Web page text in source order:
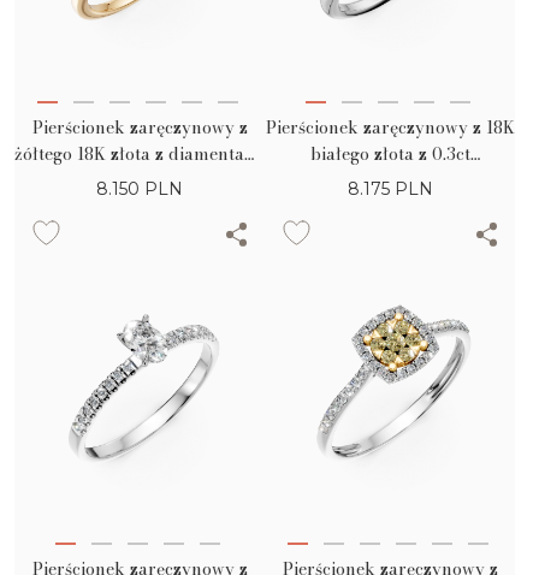
Pierścionek zaręczynowy z
żółtego 18K złota z diamentami
o masie 0.39ct
8.150 PLN
Pierścionek zaręczynowy z 18K
białego złota z 0.3ct
diamentem w pasjansie
8.175 PLN
Pierścionek zaręczynowy z Pierścionek zaręczynowy z